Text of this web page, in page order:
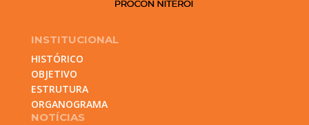
INSTITUCIONAL
HISTÓRICO
OBJETIVO
ESTRUTURA
ORGANOGRAMA
NOTÍCIAS